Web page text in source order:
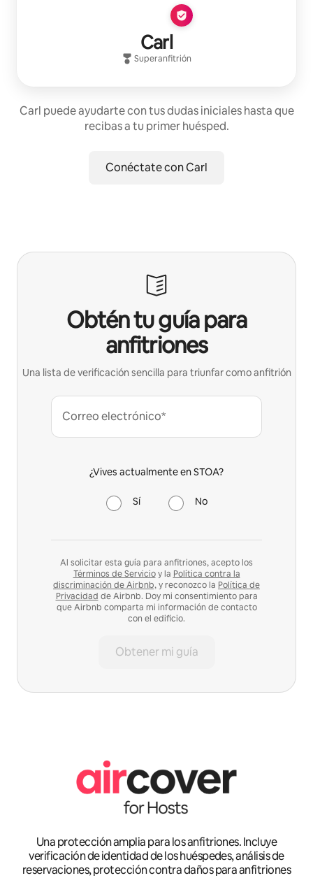
Carl
Superanfitrión
Carl puede ayudarte con tus dudas iniciales hasta que
recibas a tu primer huésped.
Conéctate con Carl
Obtén tu guía para
anfitriones
Una lista de verificación sencilla para triunfar como anfitrión
Correo electrónico*
¿Vives actualmente en STOA?
Sí No
Al solicitar esta guía para anfitriones, acepto los
Términos de Servicioy la Política contra la
discriminación de Airbnb,y reconozco la Política de
Privacidad de Airbnb. Doy mi consentimiento para
que Airbnb comparta mi información de contacto
con el edificio.
Obtener mi guía
Una protección amplia para los anfitriones. Incluye
verificación de identidad de los huéspedes, análisis de
reservaciones, protección contra daños para anfitriones